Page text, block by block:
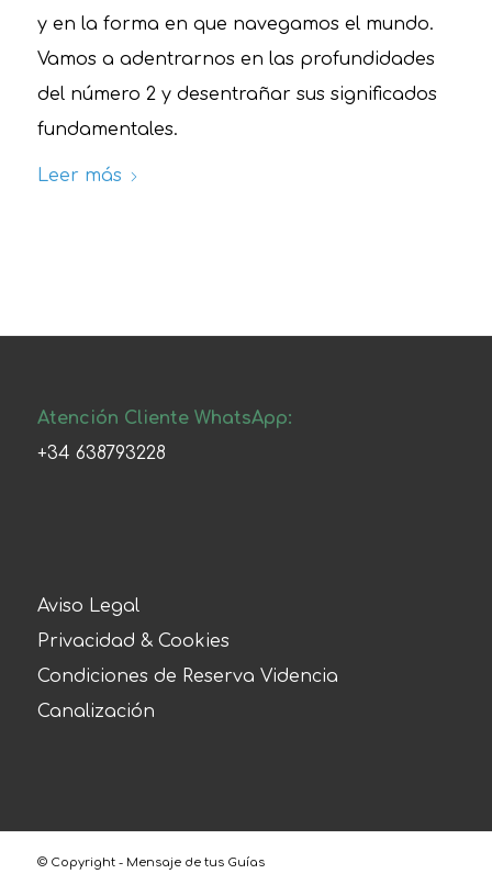
y en la forma en que navegamos el mundo.
Vamos a adentrarnos en las profundidades
del número 2 y desentrañar sus significados
fundamentales.
Leer más
Atención Cliente WhatsApp:
+34 638793228
Aviso Legal
Privacidad & Cookies
Condiciones de Reserva Videncia
Canalización
© Copyright - Mensaje de tus Guías